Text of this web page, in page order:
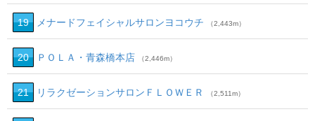
19 メナードフェイシャルサロンヨコウチ （2,443m）
20 ＰＯＬＡ・青森橋本店 （2,446m）
21 リラクゼーションサロンＦＬＯＷＥＲ （2,511m）